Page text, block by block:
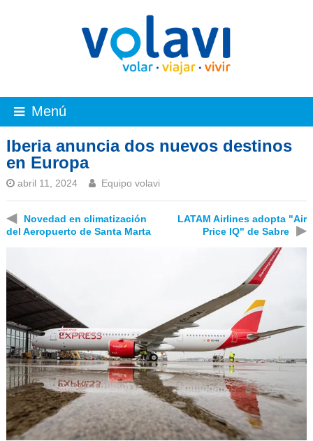
Menú
Iberia anuncia dos nuevos destinos
en Europa
abril 11, 2024 Equipo volavi
◀
Novedad en climatización
del Aeropuerto de Santa Marta
LATAM Airlines adopta "Air
Price IQ" de Sabre
▶